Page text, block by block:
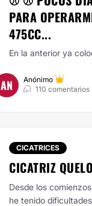
PARA
475CC...
En la anterior ya
AN
Anónimo
110 comentarios
CICATRICES
CICATRIZ
Desde los
he tenido